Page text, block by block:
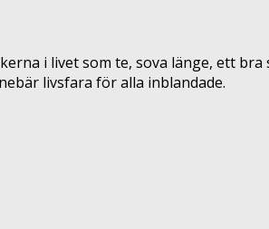
i livet som te, sova länge, ett bra
livsfara för alla inblandade.